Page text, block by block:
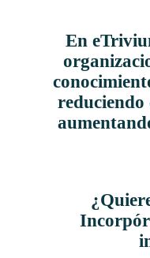
En
reduciendo